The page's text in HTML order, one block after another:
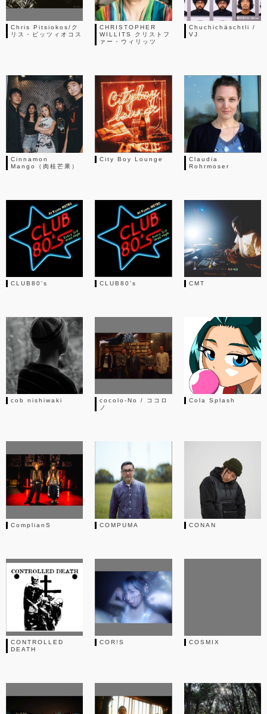
Chris Pitsiokos/ク
リス・ピッツィオコス
CHRISTOPHER
WILLITS クリストフ
ァー・ウィリッツ
Chuchichäschtli /
VJ
Cinnamon
Mango（肉桂芒果）
City Boy Lounge
Claudia
Rohrmoser
CLUB80’s CLUB80’s CMT
cob nishiwaki
cocolo-No / ココロ
ノ
Cola Splash
ComplianS COMPUMA CONAN
CONTROLLED
DEATH
COR!S COSMIX